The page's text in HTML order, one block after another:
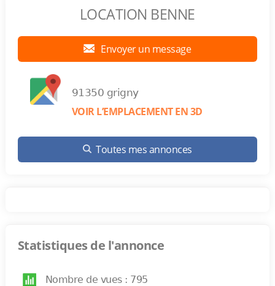
LOCATION BENNE
Envoyer un message
91350 grigny
VOIR L’EMPLACEMENT EN 3D
Toutes mes annonces
Statistiques de l'annonce
Nombre de vues : 795